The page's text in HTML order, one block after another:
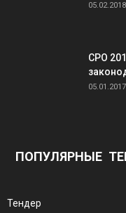
05.02.2018
СРО
05.01.2017
ПОПУЛЯРНЫЕ
Тендер